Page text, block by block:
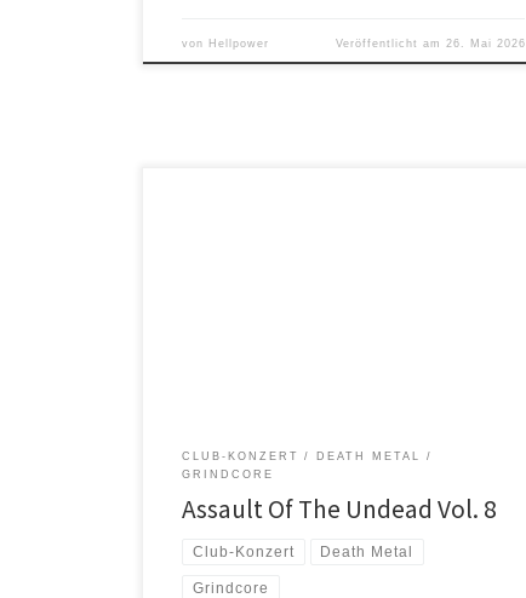
von Hellpower Veröffentlicht am 26. Mai 2026
CLUB-KONZERT
DEATH METAL
GRINDCORE
Assault Of The Undead Vol. 8
Club-Konzert Death Metal
Grindcore